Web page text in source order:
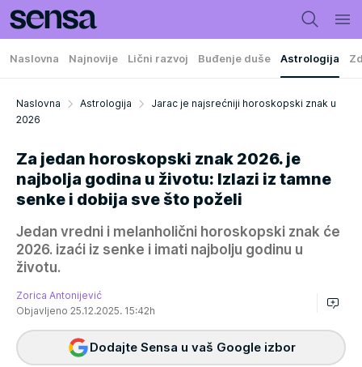
Naslovna Najnovije Lični razvoj Buđenje duše Astrologija
Naslovna Astrologija
Jarac je najsrećniji horoskopski znak u
2026
Za jedan horoskopski znak 2026. je
najbolja godina u životu: Izlazi iz tamne
senke i dobija sve što poželi
Jedan vredni i melanholični horoskopski znak će
2026. izaći iz senke i imati najbolju godinu u
životu.
Zorica Antonijević
Objavljeno 25.12.2025. 15:42h
Dodajte Sensa u vaš Google izbor